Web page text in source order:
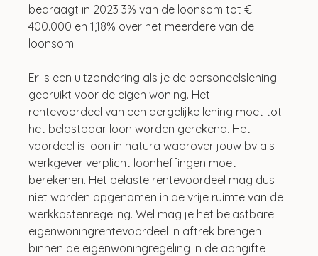
bedraagt in 2023 3% van de loonsom tot €
400.000 en 1,18% over het meerdere van de
loonsom.
Er is een uitzondering als je de personeelslening
gebruikt voor de eigen woning. Het
rentevoordeel van een dergelijke lening moet tot
het belastbaar loon worden gerekend. Het
voordeel is loon in natura waarover jouw bv als
werkgever verplicht loonheffingen moet
berekenen. Het belaste rentevoordeel mag dus
niet worden opgenomen in de vrije ruimte van de
werkkostenregeling. Wel mag je het belastbare
eigenwoningrentevoordeel in aftrek brengen
binnen de eigenwoningregeling in de aangifte